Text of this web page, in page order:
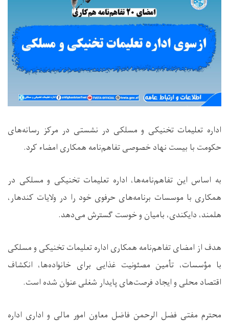
اداره تعلیمات تخنیکی و مسلکی در نشستی در مرکز رسانه‌های
حکومت با بیست نهاد خصوصی تفاهم‌نامه همکاری امضاء کرد.
به اساس این تفاهم‌نامه‌ها، اداره تعلیمات تخنیکی و مسلکی در
همکاری با موسسات برنامه‌های حرفوی خود را در ولایات کندهار،
هلمند، دایکندی، بامیان و خوست گسترش می‌دهد.
هدف از امضای تفاهم‌نامه همکاری اداره تعلیمات تخنیکی و مسلکی
با مؤسسات، تأمین مصئونیت غذایی برای خانواده‌ها، انکشاف
اقتصاد محلی و ایجاد فرصت‌های پایدار شغلی عنوان شده است.
محترم مفتی فضل الرحمن فاضل معاون امور مالی و اداری اداره